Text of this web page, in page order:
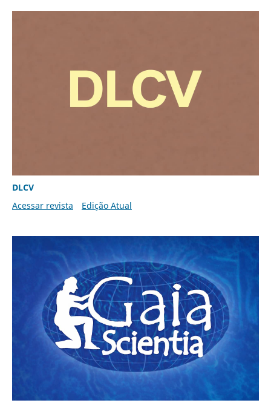
DLCV
Acessar revista
Edição Atual